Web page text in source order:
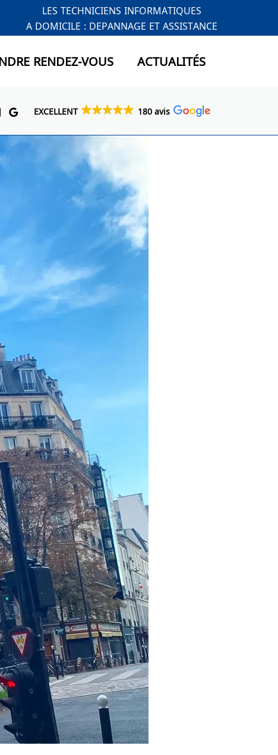
LES TECHNICIENS INFORMATIQUES
A DOMICILE : DEPANNAGE ET ASSISTANCE
RENDEZ-VOUS ACTUALITÉS
EXCELLENT 180 avis